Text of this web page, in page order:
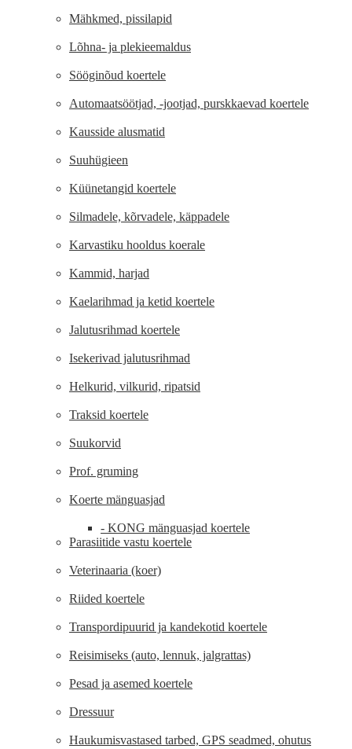
Mähkmed, pissilapid
Lõhna- ja plekieemaldus
Sööginõud koertele
Automaatsöötjad, -jootjad, purskkaevad koertele
Kausside alusmatid
Suuhügieen
Küünetangid koertele
Silmadele, kõrvadele, käppadele
Karvastiku hooldus koerale
Kammid, harjad
Kaelarihmad ja ketid koertele
Jalutusrihmad koertele
Isekerivad jalutusrihmad
Helkurid, vilkurid, ripatsid
Traksid koertele
Suukorvid
Prof. gruming
Koerte mänguasjad
- KONG mänguasjad koertele
Parasiitide vastu koertele
Veterinaaria (koer)
Riided koertele
Transpordipuurid ja kandekotid koertele
Reisimiseks (auto, lennuk, jalgrattas)
Pesad ja asemed koertele
Dressuur
Haukumisvastased tarbed, GPS seadmed, ohutus